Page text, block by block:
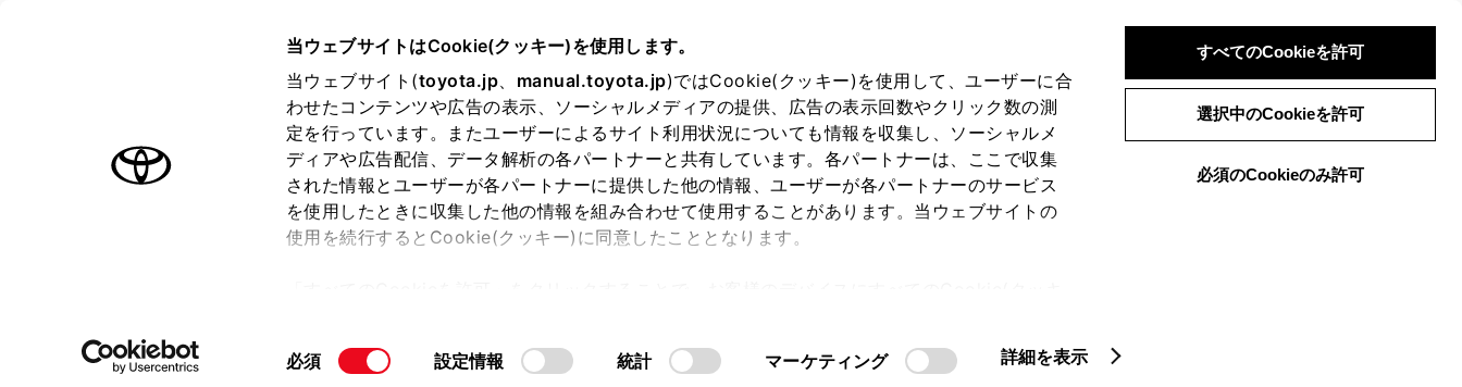
当ウェブサイトはCookie(クッキー)を使用します。
当ウェブサイト(toyota.jp、 manual.toyota.jp)ではCookie(クッキー)を使用して、ユーザーに合
わせたコンテンツや広告の表示、ソーシャルメディアの提供、広告の表示回数やクリック数の測
定を行っています。またユーザーによるサイト利用状況についても情報を収集し、ソーシャルメ
ディアや広告配信、データ解析の各パートナーと共有しています。各パートナーは、ここで収集
された情報とユーザーが各パートナーに提供した他の情報、ユーザーが各パートナーのサービス
を使用したときに収集した他の情報を組み合わせて使用することがあります。当ウェブサイトの
使用を続行するとCookie(クッキー)に同意したこととなります。
て」をご覧ください。
同
必須 設定情報 統計 マーケティング 詳細を表示
すべてのCookieを許可
選択中のCookieを許可
必須のCookieのみ許可
ログイン 検索 メニュー
オーナーサポート トピックス
トヨタ認定中古車 メニュー
トヨタ認定中古車の魅力 3つの買い方 オンライン購入お気に入り 保存した見積り
の選択 モデル・年式・グレード クルマ情報